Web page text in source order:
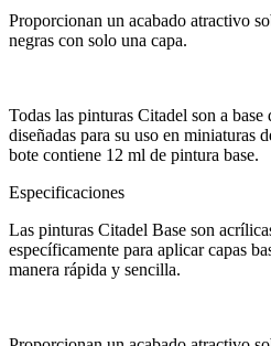
Proporcionan un acabado atractivo
negras con solo una capa.
Todas las pinturas Citadel son a base
diseñadas para su uso en miniaturas
bote contiene 12 ml de pintura base.
Especificaciones
Las pinturas Citadel Base son
específicamente para aplicar capas
manera rápida y sencilla.